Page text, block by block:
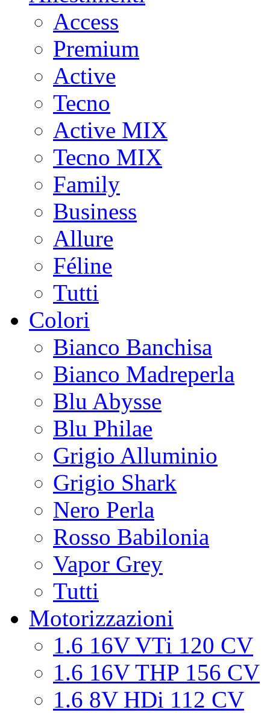
Access
Premium
Active
Tecno
Active MIX
Tecno MIX
Family
Business
Allure
Féline
Tutti
Colori
Bianco Banchisa
Bianco Madreperla
Blu Abysse
Blu Philae
Grigio Alluminio
Grigio Shark
Nero Perla
Rosso Babilonia
Vapor Grey
Tutti
Motorizzazioni
1.6 16V VTi 120 CV
1.6 16V THP 156 CV
1.6 8V HDi 112 CV